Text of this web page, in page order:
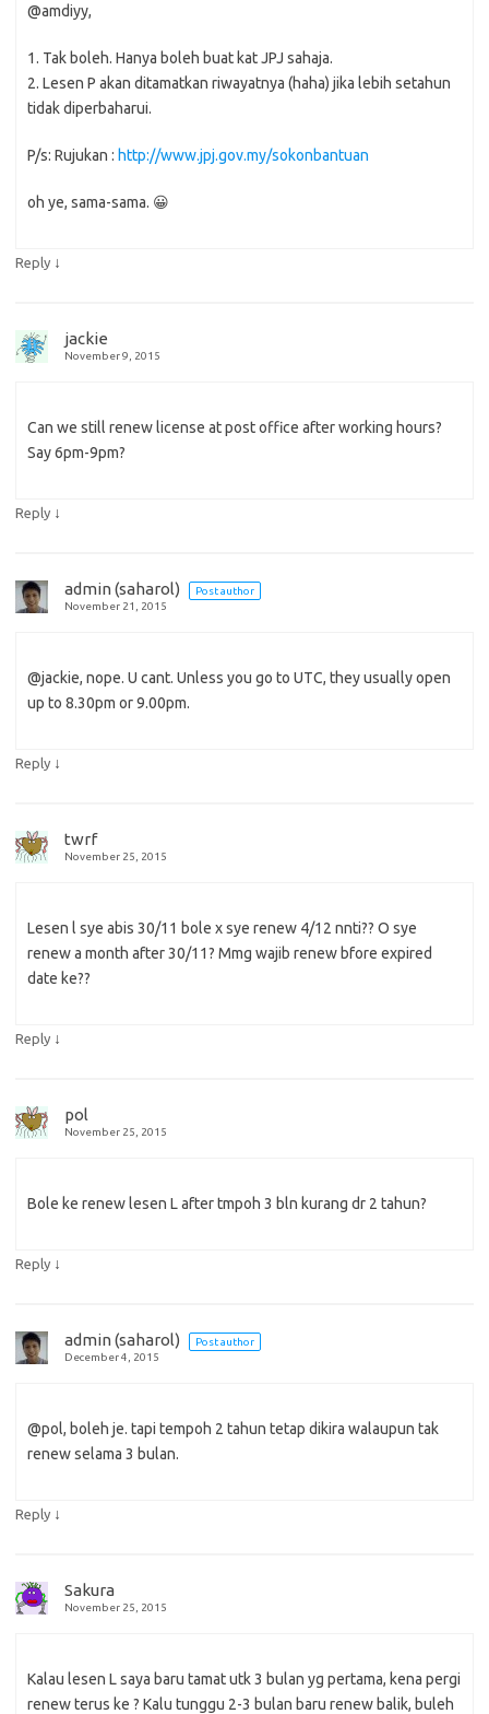
@amdiyy,
1. Tak boleh. Hanya boleh buat kat JPJ sahaja.
2. Lesen P akan ditamatkan riwayatnya (haha) jika lebih setahun
tidak diperbaharui.
P/s: Rujukan : http://www.jpj.gov.my/sokonbantuan
oh ye, sama-sama. 😀
Reply ↓
jackie
November 9, 2015
Can we still renew license at post office after working hours?
Say 6pm-9pm?
Reply ↓
admin (saharol)
Post author
November 21, 2015
@jackie, nope. U cant. Unless you go to UTC, they usually open
up to 8.30pm or 9.00pm.
Reply ↓
twrf
November 25, 2015
Lesen l sye abis 30/11 bole x sye renew 4/12 nnti?? O sye
renew a month after 30/11? Mmg wajib renew bfore expired
date ke??
Reply ↓
pol
November 25, 2015
Bole ke renew lesen L after tmpoh 3 bln kurang dr 2 tahun?
Reply ↓
admin (saharol)
Post author
December 4, 2015
@pol, boleh je. tapi tempoh 2 tahun tetap dikira walaupun tak
renew selama 3 bulan.
Reply ↓
Sakura
November 25, 2015
Kalau lesen L saya baru tamat utk 3 bulan yg pertama, kena pergi
renew terus ke ? Kalu tunggu 2-3 bulan baru renew balik, buleh